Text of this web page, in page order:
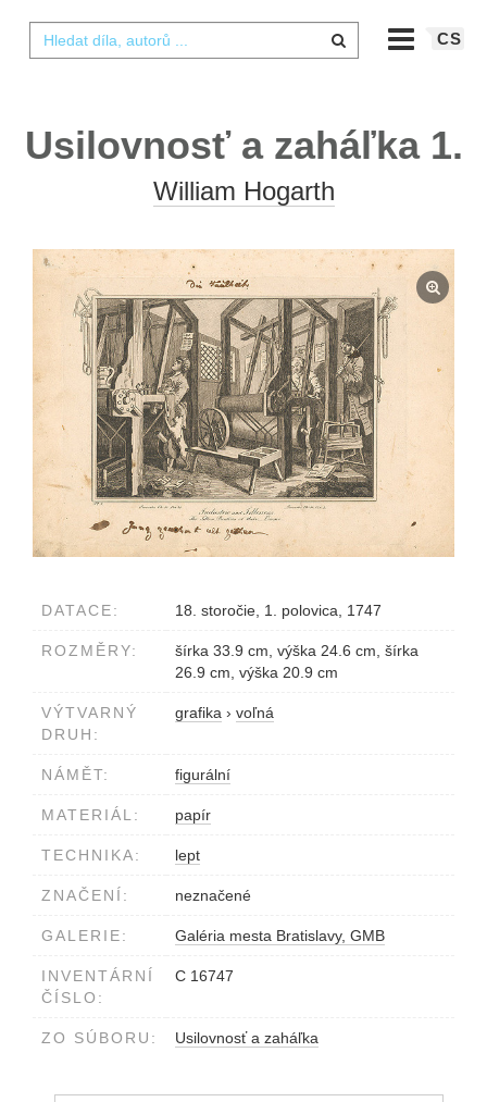
CS
Usilovnosť a zaháľka 1.
William Hogarth
DATACE: 18. storočie, 1. polovica, 1747
ROZMĚRY:
šírka 33.9 cm, výška 24.6 cm, šírka
26.9 cm, výška 20.9 cm
VÝTVARNÝ
DRUH:
grafika › voľná
NÁMĚT: figurální
MATERIÁL: papír
TECHNIKA: lept
ZNAČENÍ: neznačené
GALERIE: Galéria mesta Bratislavy, GMB
INVENTÁRNÍ
ČÍSLO:
C 16747
ZO SÚBORU: Usilovnosť a zaháľka